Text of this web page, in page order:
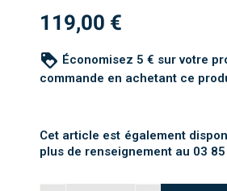
119,00 €
loyalty Économisez 5 € sur votre
commande en achetant ce
Cet article est également
plus de renseignement au 03